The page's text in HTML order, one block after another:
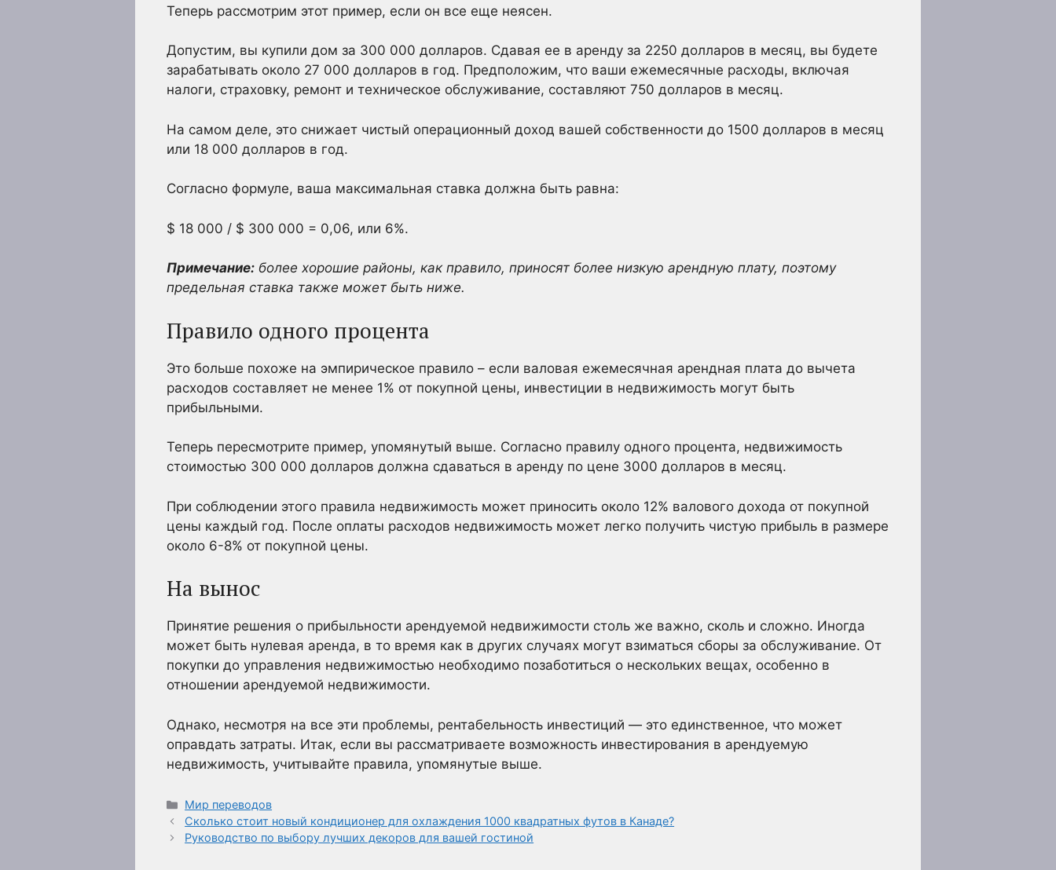
Теперь рассмотрим этот пример, если он все еще неясен.
Допустим, вы купили дом за 300 000 долларов. Сдавая ее в аренду за 2250 долларов в месяц, вы будете
зарабатывать около 27 000 долларов в год. Предположим, что ваши ежемесячные расходы, включая
налоги, страховку, ремонт и техническое обслуживание, составляют 750 долларов в месяц.
На самом деле, это снижает чистый операционный доход вашей собственности до 1500 долларов в месяц
или 18 000 долларов в год.
Согласно формуле, ваша максимальная ставка должна быть равна:
$ 18 000 / $ 300 000 = 0,06, или 6%.
Примечание: более хорошие районы, как правило, приносят более низкую арендную плату, поэтому
предельная ставка также может быть ниже.
Правило одного процента
Это больше похоже на эмпирическое правило – если валовая ежемесячная арендная плата до вычета
расходов составляет не менее 1% от покупной цены, инвестиции в недвижимость могут быть
прибыльными.
Теперь пересмотрите пример, упомянутый выше. Согласно правилу одного процента, недвижимость
стоимостью 300 000 долларов должна сдаваться в аренду по цене 3000 долларов в месяц.
При соблюдении этого правила недвижимость может приносить около 12% валового дохода от покупной
цены каждый год. После оплаты расходов недвижимость может легко получить чистую прибыль в размере
около 6-8% от покупной цены.
На вынос
Принятие решения о прибыльности арендуемой недвижимости столь же важно, сколь и сложно. Иногда
может быть нулевая аренда, в то время как в других случаях могут взиматься сборы за обслуживание. От
покупки до управления недвижимостью необходимо позаботиться о нескольких вещах, особенно в
отношении арендуемой недвижимости.
Однако, несмотря на все эти проблемы, рентабельность инвестиций — это единственное, что может
оправдать затраты. Итак, если вы рассматриваете возможность инвестирования в арендуемую
недвижимость, учитывайте правила, упомянутые выше.
Рубрики
Мир переводов
Сколько стоит новый кондиционер для охлаждения 1000 квадратных футов в Канаде?
Руководство по выбору лучших декоров для вашей гостиной